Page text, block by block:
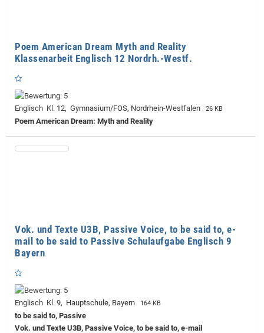
Poem American Dream Myth and Reality
Klassenarbeit Englisch 12 Nordrh.-Westf.
Englisch Kl. 12, Gymnasium/FOS, Nordrhein-Westfalen 26 KB
Poem American Dream: Myth and Reality
Vok. und Texte U3B, Passive Voice, to be said to, e-
mail to be said to Passive Schulaufgabe Englisch 9
Bayern
Englisch Kl. 9, Hauptschule, Bayern 164 KB
to be said to, Passive
Vok. und Texte U3B, Passive Voice, to be said to, e-mail